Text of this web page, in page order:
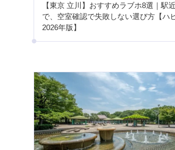
【東京 立川】おすすめラブホ8選｜駅
で、空室確認で失敗しない選び方【ハ
2026年版】